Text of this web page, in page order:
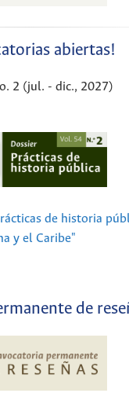
abiertas!
2 (jul. - dic., 2027)
de historia
y el Caribe"
de